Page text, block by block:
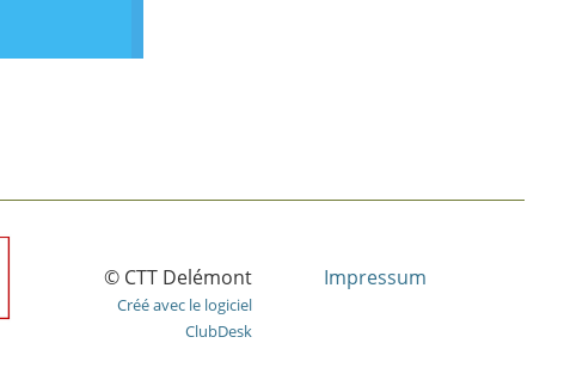
© CTT Delémont
Créé avec le logiciel
ClubDesk
Impressum